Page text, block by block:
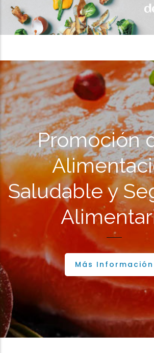
Promoción
Saludable y
Más Información